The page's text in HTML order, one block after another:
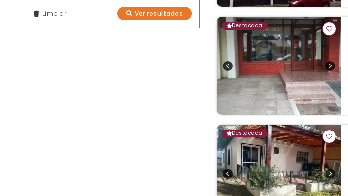
Limpiar Ver resultados
Destacada
Destacada